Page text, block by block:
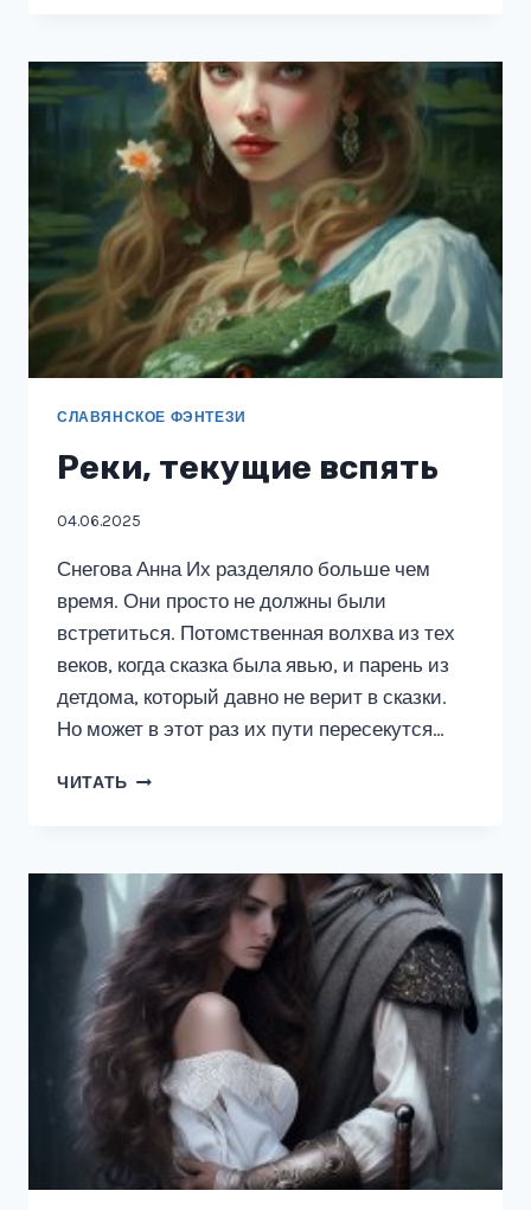
СЛАВЯНСКОЕ ФЭНТЕЗИ
Реки, текущие вспять
04.06.2025
Снегова Анна Их разделяло больше чем
время. Они просто не должны были
встретиться. Потомственная волхва из тех
веков, когда сказка была явью, и парень из
детдома, который давно не верит в сказки.
Но может в этот раз их пути пересекутся…
ЧИТАТЬ РЕКИ,